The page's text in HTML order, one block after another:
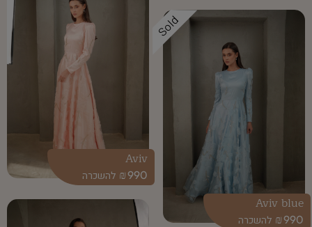
Sold
990
₪
Aviv blue
990
₪
Aviv